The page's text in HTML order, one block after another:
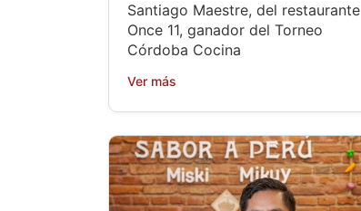
Santiago Maestre, del restaurante
Once 11, ganador del Torneo
Córdoba Cocina
Ver más